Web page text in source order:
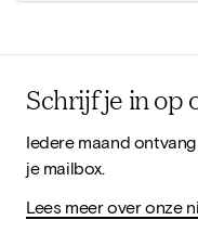
Schrijf je in op
Iedere maand
je mailbox.
Lees meer over onze